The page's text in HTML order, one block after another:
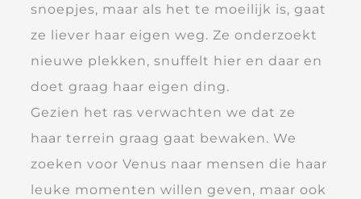
snoepjes, maar als het te moeilijk is, gaat
ze liever haar eigen weg. Ze onderzoekt
nieuwe plekken, snuffelt hier en daar en
doet graag haar eigen ding.
Gezien het ras verwachten we dat ze
haar terrein graag gaat bewaken. We
zoeken voor Venus naar mensen die haar
leuke momenten willen geven, maar ook